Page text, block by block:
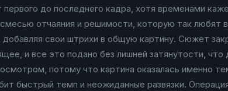
до последнего кадра, хотя временами
отчаяния и решимости, которую так любят
свои штрихи в общую картину. Сюжет
и все это подано без лишней затянутости, что
потому что картина оказалась именно
быстрый темп и неожиданные развязки.